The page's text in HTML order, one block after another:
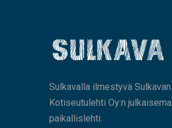
Sulkavalla ilmestyvä Sulkavan
Kotiseutulehti Oy:n julkaisema
paikallislehti.